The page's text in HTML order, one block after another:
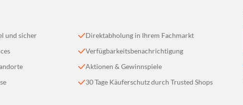
und sicher
Direktabholung in Ihrem Fachmarkt
Verfügbarkeitsbenachrichtigung
Aktionen & Gewinnspiele
30 Tage Käuferschutz durch Trusted Shops